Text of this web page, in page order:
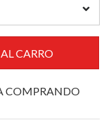
COMPRANDO